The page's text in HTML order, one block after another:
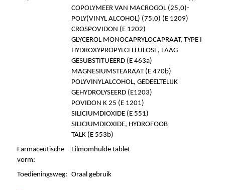
COPOLYMEER VAN MACROGOL (25,0)-
POLY(VINYL ALCOHOL) (75,0) (E 1209)
CROSPOVIDON (E 1202)
GLYCEROL MONOCAPRYLOCAPRAAT, TYPE I
HYDROXYPROPYLCELLULOSE, LAAG
GESUBSTITUEERD (E 463a)
MAGNESIUMSTEARAAT (E 470b)
POLYVINYLALCOHOL, GEDEELTELIJK
GEHYDROLYSEERD (E1203)
POVIDON K 25 (E 1201)
SILICIUMDIOXIDE (E 551)
SILICIUMDIOXIDE, HYDROFOOB
TALK (E 553b)
Farmaceutische
vorm:
Filmomhulde tablet
Toedieningsweg: Oraal gebruik